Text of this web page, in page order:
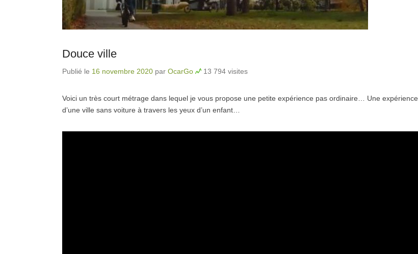
Douce ville
Publié le 16 novembre 2020 par OcarGo 13 794 visites
Voici un très court métrage dans lequel je vous propose une petite expérience pas ordinaire… Une expérience
d’une ville sans voiture à travers les yeux d’un enfant…